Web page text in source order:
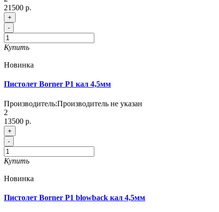
21500 р.
+
-
Купить
Новинка
Пистолет Borner P1 кал 4,5мм
Производитель:Производитель не указан
2
13500 р.
+
-
Купить
Новинка
Пистолет Borner P1 blowback кал 4,5мм